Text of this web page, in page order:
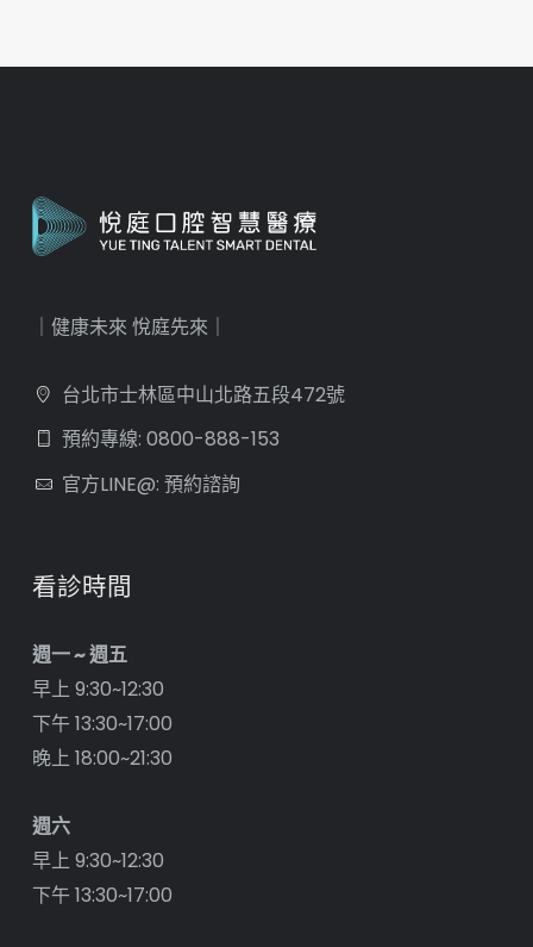
｜健康未來 悅庭先來｜
台北市士林區中山北路五段472號
預約專線: 0800-888-153
官方LINE@: 預約諮詢
看診時間
週一 ~ 週五
早上 9:30~12:30
下午 13:30~17:00
晚上 18:00~21:30
週六
早上 9:30~12:30
下午 13:30~17:00